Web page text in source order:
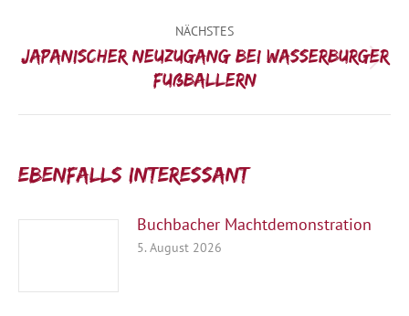
NÄCHSTES
Nächster
Beitrag:
Japanischer Neuzugang bei Wasserburger
Fußballern
Ebenfalls interessant:
Buchbacher Machtdemonstration
5. August 2026